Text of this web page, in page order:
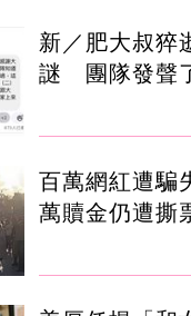
新／肥大叔猝
謎 團隊發聲
百萬網紅遭
萬贖金仍遭撕